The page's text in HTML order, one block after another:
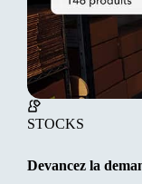
STOCKS
Devancez la